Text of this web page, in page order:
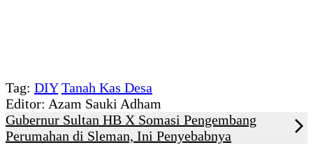
Tag: DIY Tanah Kas Desa
Editor: Azam Sauki Adham
Gubernur Sultan HB X Somasi Pengembang
Perumahan di Sleman, Ini Penyebabnya